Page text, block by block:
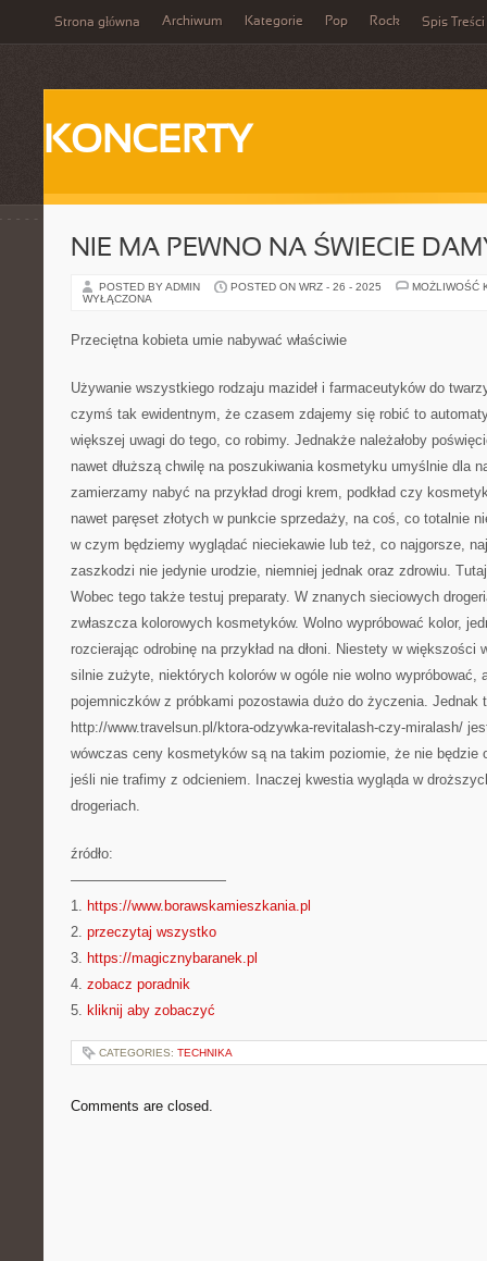
Strona główna Archiwum Kategorie Pop Rock Spis Treści
KONCERTY
NIE MA PEWNO NA ŚWIECIE
POSTED BY ADMIN POSTED ON WRZ - 26 - 2025
MOŻLIWOŚĆ
WYŁĄCZONA
Przeciętna kobieta umie nabywać właściwie
Używanie wszystkiego rodzaju mazideł i farmaceutyków do
czymś tak ewidentnym, że czasem zdajemy się robić to
większej uwagi do tego, co robimy. Jednakże należałoby
nawet dłuższą chwilę na poszukiwania kosmetyku umyślnie dla
zamierzamy nabyć na przykład drogi krem, podkład czy
nawet paręset złotych w punkcie sprzedaży, na coś, co totalnie
w czym będziemy wyglądać nieciekawie lub też, co najgorsze,
zaszkodzi nie jedynie urodzie, niemniej jednak oraz zdrowiu.
Wobec tego także testuj preparaty. W znanych sieciowych
zwłaszcza kolorowych kosmetyków. Wolno wypróbować kolor,
rozcierając odrobinę na przykład na dłoni. Niestety w większości
silnie zużyte, niektórych kolorów w ogóle nie wolno wypróbować,
pojemniczków z próbkami pozostawia dużo do życzenia. Jednak
http://www.travelsun.pl/ktora-odzywka-revitalash-czy-miralash/
wówczas ceny kosmetyków są na takim poziomie, że nie będzie
jeśli nie trafimy z odcieniem. Inaczej kwestia wygląda w
drogeriach.
źródło:
———————————
1. https://www.borawskamieszkania.pl
2. przeczytaj wszystko
3. https://magicznybaranek.pl
4. zobacz poradnik
5. kliknij aby zobaczyć
CATEGORIES: TECHNIKA
Comments are closed.